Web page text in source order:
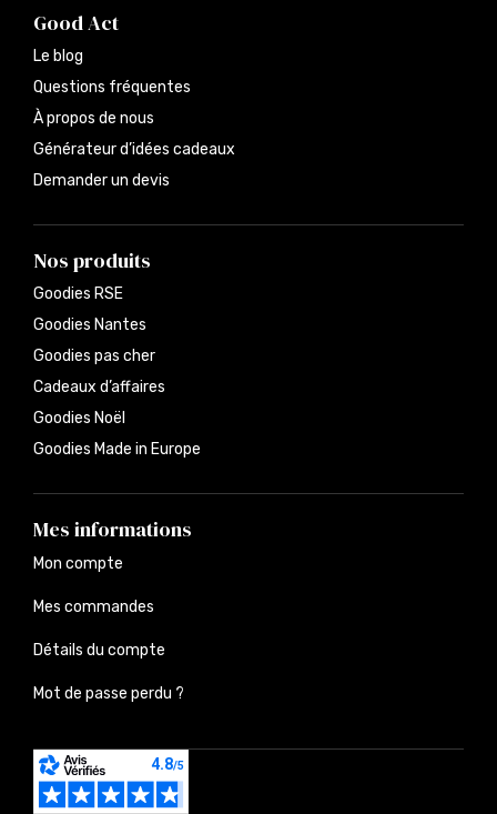
Good Act
Le blog
Questions fréquentes
À propos de nous
Générateur d’idées cadeaux
Demander un devis
Nos produits
Goodies RSE
Goodies Nantes
Goodies pas cher
Cadeaux d’affaires
Goodies Noël
Goodies Made in Europe
Mes informations
Mon compte
Mes commandes
Détails du compte
Mot de passe perdu ?